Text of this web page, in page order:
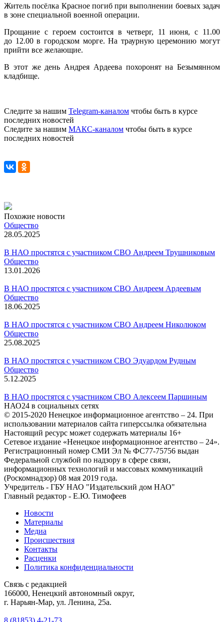
Житель посёлка Красное погиб при выполнении боевых задач
в зоне специальной военной операции.
Прощание с героем состоится в четверг, 11 июня, с 11.00
до 12.00 в городском морге. На траурную церемонию могут
прийти все желающие.
В этот же день Андрея Ардеева похоронят на Безымянном
кладбище.
Следите за нашим Telegram-каналом чтобы быть в курсе
последних новостей
Следите за нашим МАКС-каналом чтобы быть в курсе
последних новостей
Похожие новости
Общество
28.05.2025
В НАО простятся с участником СВО Андреем Трушниковым
Общество
13.01.2026
В НАО простятся с участником СВО Андреем Ардеевым
Общество
18.06.2025
В НАО простятся с участником СВО Андреем Николюком
Общество
25.08.2025
В НАО простятся с участником СВО Эдуардом Рудным
Общество
5.12.2025
В НАО простятся с участником СВО Алексеем Паршиным
НАО24 в социальных сетях
© 2015-2020 Ненецкое информационное агентство – 24. При
использовании материалов сайта гиперссылка обязательна
Настоящий ресурс может содержать материалы 16+
Сетевое издание «Ненецкое информационное агентство – 24».
Регистрационный номер СМИ Эл № ФС77-75756 выдан
Федеральной службой по надзору в сфере связи,
информационных технологий и массовых коммуникаций
(Роскомнадзор) 08 мая 2019 года.
Учредитель - ГБУ НАО "Издательский дом НАО"
Главный редактор - Е.Ю. Тимофеев
Новости
Материалы
Медиа
Происшествия
Контакты
Расценки
Политика конфиденциальности
Связь с редакцией
166000, Ненецкий автономный округ,
г. Нарьян-Мар, ул. Ленина, 25а.
8 (81853) 4-21-73